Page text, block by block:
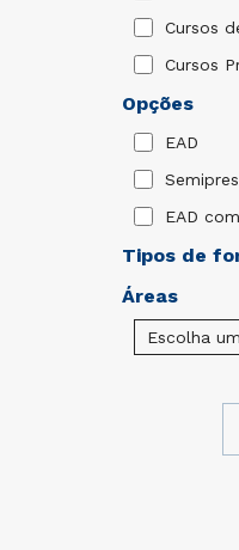
Cursos
Cursos
Opções
EAD
EAD
Tipos de
Áreas